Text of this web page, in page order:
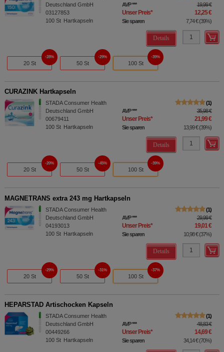
Deutschland GmbH
03127853
100 St Hartkapseln
AVP*** 19,99 €
Unser Preis* 12,25 €
Sie sparen 7,74 €(39%)
Details
20 St
28%
50 St
29%
100 St
39%
CURAZINK Hartkapseln
STADA Consumer Health
Deutschland GmbH
00679411
100 St Hartkapseln
1
AVP*** 35,98 €
Unser Preis* 21,99 €
Sie sparen 13,99 €(39%)
Details
20 St
20%
50 St
45%
100 St
39%
MAGNETRANS extra 243 mg Hartkapseln
STADA Consumer Health
Deutschland GmbH
04193013
100 St Hartkapseln
1
AVP*** 29,99 €
Unser Preis* 19,01 €
Sie sparen 10,98 €(37%)
Details
20 St
29%
50 St
31%
100 St
37%
HEPARSTAD Artischocken Kapseln
STADA Consumer Health
Deutschland GmbH
00449266
100 St Hartkapseln
1
AVP*** 48,83 €
Unser Preis* 14,69 €
Sie sparen 34,14 €(70%)